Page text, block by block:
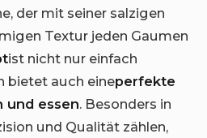
der mit seiner salzigen
Textur jeden Gaumen
ist nicht nur einfach
bietet auch eineperfekte
und essen. Besonders in
und Qualität zählen,